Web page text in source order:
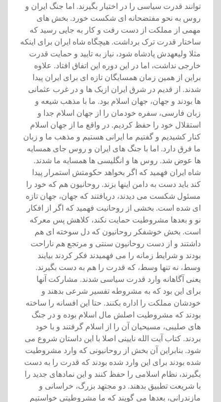
توانند قدرت سياسی را در اختيار بگيرند. اما جنگ ايران و
روس به نحو مفتضحانه ای شکست خورد. بخش های
مهمی از مملکت از دست رفت و کار به جايی رسيد که
ساختار قدرت ترک برداشت. هيچگاه شاه ايران برای اينکه
مثلا وليعهدش پادشاه شود، نياز به تاييد و حمايت قدرت
خارجی نداشت، اما در اين دوره اين اتفاق افتاد. علاوه
براين از همين زمان همسايگان تازه ای برای ايران پيدا
شدند. از قديم در شرق ايران ازبک ها و در غرب عثمانی
ها بودند و جهان، جهان اسلام بود. ما با مذهب شيعه و
زبان فارسی، سفره خودمان را از جهان اسلام جدا و
استقلال خود را حفظ کرديم. در واقع ما از جهان اسلام
کنار کشيديم و گفتيم ما ايرانی هستيم و مذهب ما و زبان
ما فرق دارد. اما با جنگ های ايران و روس جای همسايه
ها عوض شد. روس ها و انگليسی ها همسايه ما شدند.
شاه ايران فهميد که اگر بخواهد حکومتش استمرار پيدا
کند بايد دست به دامن اينها بزند. روحانيون هم که خود را
مسئول شکست می ديدند، دريافتند که جهان، جهان تازه
ای شده است. بخشی از روحانيت فهميد که اگر از افکار
نو و بعدها مشروطيت حمايت نکند، کلاهش پس معرکه
است. بخش خوشفکر روحانيون که دل سوخته ای هم
داشتند و از دست روحانيون سنتی و مرتجع هم ناراحت
بودند و شرايط زمانه را می فهميدند فکر کردند بيايند
وسط، نه تنها وسط، که قدرت را هم به دست بگيرند.
يعنی آگاهانه وارد قدرت سياسی شدند. مشارکت آنها
برای اين بود که به مشروطه تفسير شرعی بدهند و
خودشان مملکت را اداره بکنند. حتا اين افسانه را ساخته
بودند که مشروطيت اصلش مال اسلام بوده و در جنگ
های صليبی، مسيحيان آن را از اسلام گرفتند و با خود
بردند. کتاب آيت الله نايينی اصلا با اين داستان شروع می
شود. بنابراين آن بخش از روحانيونی که وارد مشروطيت
شده بودند برای اين وارد شده بودند که قدرت را به دست
بگيرند، نظام اسلامی را حفظ کنند و اين نمادهای جديد را
با شريعت تطبيق بدهند. دو مجتهد بزرگ، خراسانی و
مازندرانی، بعدها می گويند که ما مشروطيتی خواستيم